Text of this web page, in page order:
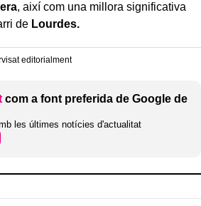
, així com una millora significativa
de Lourdes.
editorialment
com a font preferida de Google de
les últimes notícies d'actualitat